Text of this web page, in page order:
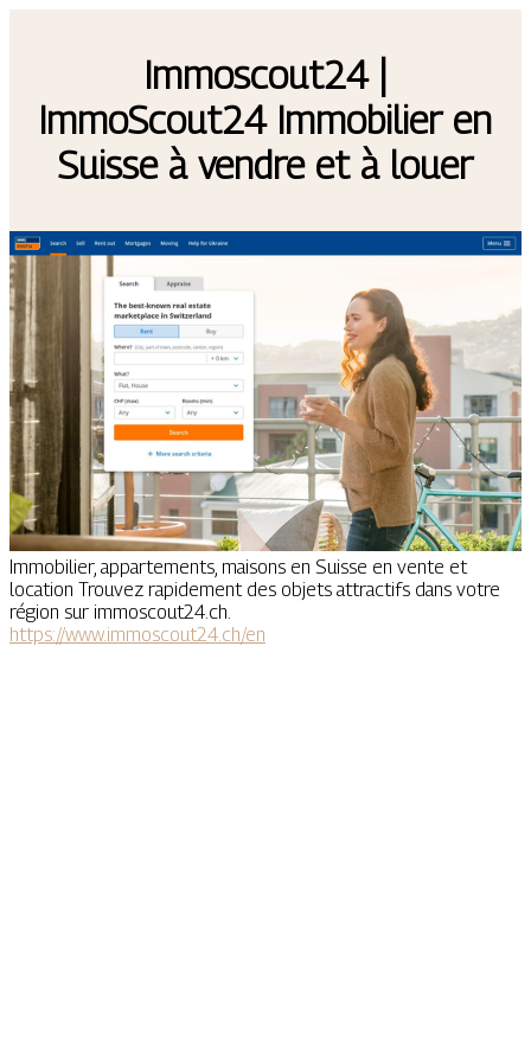
Immoscout24 |
ImmoScout24 Immobilier en
Suisse à vendre et à louer
Immobilier, appartements, maisons en Suisse en vente et
location Trouvez rapidement des objets attractifs dans votre
région sur immoscout24.ch.
https://www.immoscout24.ch/en